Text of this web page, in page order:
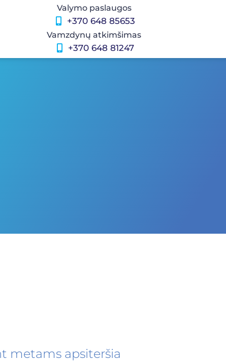
Valymo paslaugos
+370 648 85653
Vamzdynų atkimšimas
+370 648 81247
metams apsiteršia